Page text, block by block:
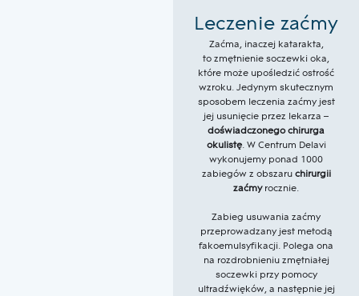
Leczenie zaćmy
Zaćma, inaczej katarakta,
to zmętnienie soczewki oka,
które może upośledzić ostrość
wzroku. Jedynym skutecznym
sposobem leczenia zaćmy jest
jej usunięcie przez lekarza –
doświadczonego chirurga
okulistę. W Centrum Delavi
wykonujemy ponad 1000
zabiegów z obszaru chirurgii
zaćmyrocznie.
Zabieg usuwania zaćmy
przeprowadzany jest metodą
fakoemulsyfikacji. Polega ona
na rozdrobnieniu zmętniałej
soczewki przy pomocy
ultradźwięków, a następnie jej